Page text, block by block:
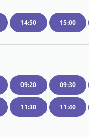
14:50 15:00
09:20 09:30
11:30 11:40